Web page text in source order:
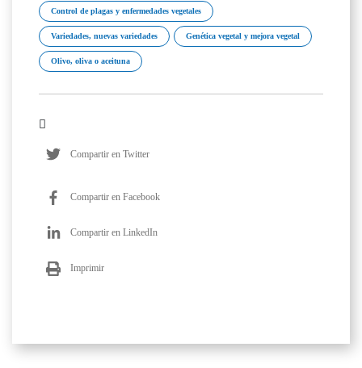
Control de plagas y enfermedades vegetales
Variedades, nuevas variedades Genética vegetal y mejora vegetal
Olivo, oliva o aceituna
Compartir en Twitter
Compartir en Facebook
Compartir en LinkedIn
Imprimir